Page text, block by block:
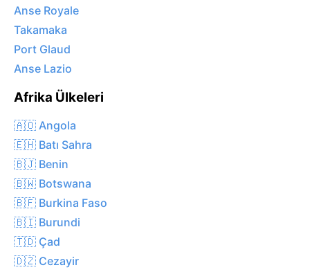
Anse Royale
Takamaka
Port Glaud
Anse Lazio
Afrika Ülkeleri
🇦🇴 Angola
🇪🇭 Batı Sahra
🇧🇯 Benin
🇧🇼 Botswana
🇧🇫 Burkina Faso
🇧🇮 Burundi
🇹🇩 Çad
🇩🇿 Cezayir